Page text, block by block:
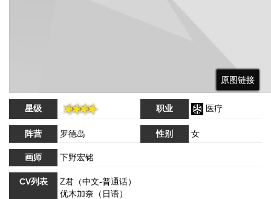
原图链接
原图链接
原图链接
星级 职业 医疗
阵营 罗德岛 性别 女
画师 下野宏铭
CV列表
Z君（中文-普通话）
优木加奈（日语）